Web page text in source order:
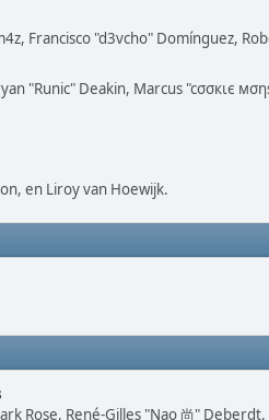
Francisco "d3vcho" Domínguez,
"Runic" Deakin, Marcus "cσσкιє
en Liroy van Hoewijk.
Rose, René-Gilles "Nao 尚"